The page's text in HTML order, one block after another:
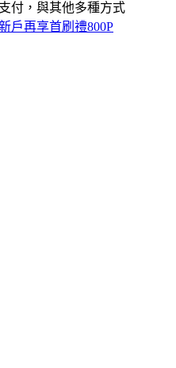
付，與其他多種方式
戶再享首刷禮800P